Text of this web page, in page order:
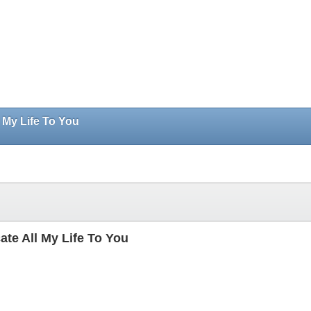
Life To You
All My Life To You